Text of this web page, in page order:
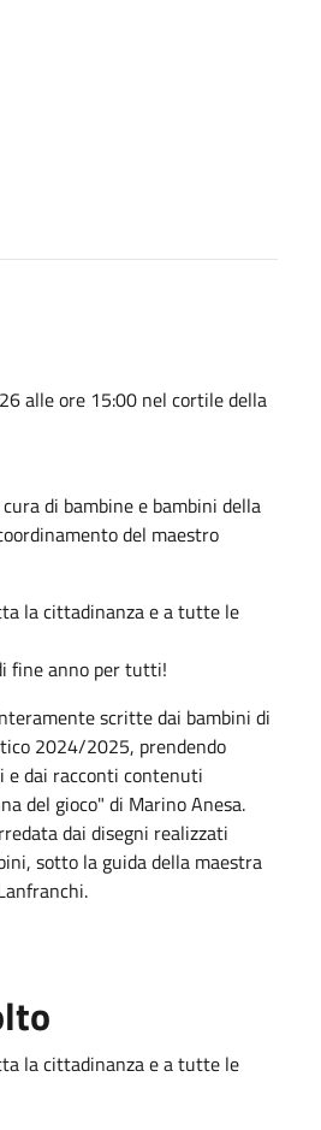
alle ore 15:00 nel cortile della
di bambine e bambini della
del maestro
la cittadinanza e a tutte le
fine anno per tutti!
scritte dai bambini di
2024/2025, prendendo
e dai racconti contenuti
del gioco" di Marino Anesa.
dai disegni realizzati
sotto la guida della maestra
la cittadinanza e a tutte le